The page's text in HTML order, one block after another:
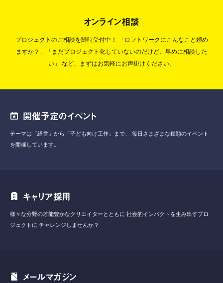
オンライン相談
プロジェクトのご相談を随時受付中！
「ロフトワークにこんなこと頼め
ますか？」「まだプロジェクト化していないのだけど、早めに相談した
い」
など、まずはお気軽にお声掛けください。
開催予定のイベント
テーマは「経営」から「子ども向け工作」まで、
毎日さまざまな種類のイベント
を開催しています。
キャリア採用
様々な分野の才能豊かなクリエイターとともに 社会的インパクトを生み出すプロ
ジェクトに チャレンジしませんか？
メールマガジン